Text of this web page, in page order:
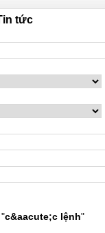
tức
c&aacute;c lệnh"